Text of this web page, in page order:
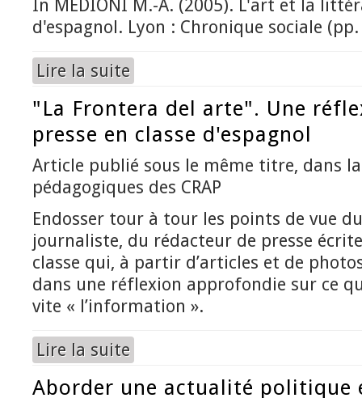
In MEDIONI M.-A. (2005). L'art et la
d'espagnol. Lyon : Chronique sociale
Lire la suite
"La Frontera del arte". Une
presse en classe d'espagnol
Article publié sous le même titre, dans
pédagogiques des CRAP
Endosser tour à tour les points de vue
journaliste, du rédacteur de presse
classe qui, à partir d’articles et de
dans une réflexion approfondie sur ce
vite « l’information ».
Lire la suite
Aborder une actualité politique